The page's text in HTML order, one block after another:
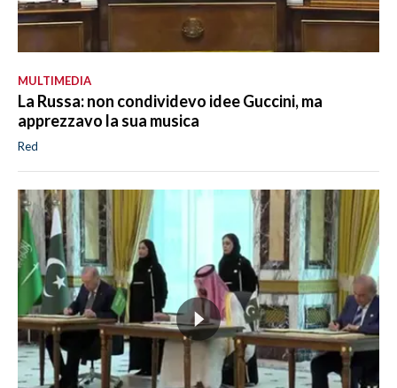
MULTIMEDIA
La Russa: non condividevo idee Guccini, ma
apprezzavo la sua musica
Red